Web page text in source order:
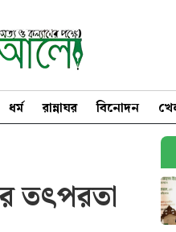
ধর্ম রান্নাঘর বিনোদন
তৎপরতা